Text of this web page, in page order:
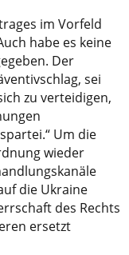
im Vorfeld
habe es keine
Der
sei
zu verteidigen,
Um die
wieder
die Ukraine
des Rechts
ersetzt